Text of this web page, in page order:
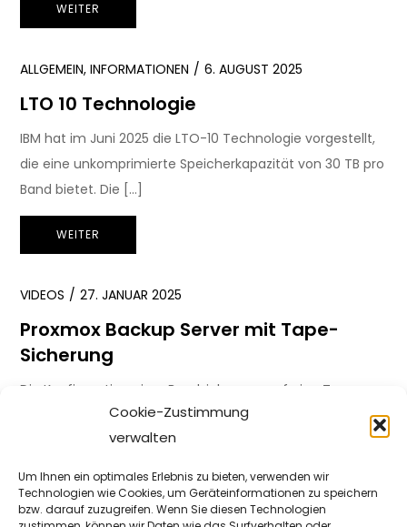
Cookie-Zustimmung
verwalten
Um Ihnen ein optimales Erlebnis zu bieten, verwenden wir
Technologien wie Cookies, um Geräteinformationen zu speichern
bzw. darauf zuzugreifen. Wenn Sie diesen Technologien
WEITER
ALLGEMEIN,INFORMATIONEN 6. AUGUST 2025
LTO 10 Technologie
IBM hat im Juni 2025 die LTO-10 Technologie vorgestellt,
die eine unkomprimierte Speicherkapazität von 30 TB pro
Band bietet. Die […]
WEITER
VIDEOS 27. JANUAR 2025
Proxmox Backup Server mit Tape-
Sicherung
Die Konfiguration einer Bandsicherung auf eine Tape-
Library bei einem Proxmox Backup Server. Die Einbindung
einer Tape-Library bzw. eines Einzellaufwerks in […]
WEITER